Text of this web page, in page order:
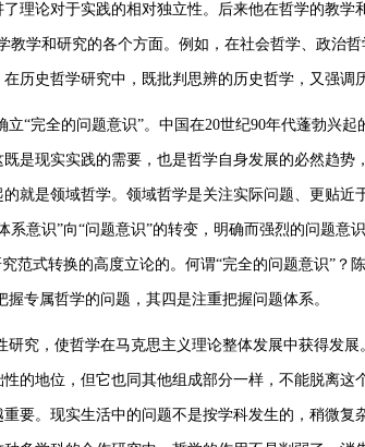
理论对于实践的相对独立性。后来他在哲学的教学
教学和研究的各个方面。例如，在社会哲学、政治
历史哲学研究中，既批判思辨的历史哲学，又强调
“完全的问题意识”。中国在20世纪90年代蓬勃兴
是现实实践的需要，也是哲学自身发展的必然趋势
就是领域哲学。领域哲学是关注实际问题、更贴近
系意识”向“问题意识”的转变，明确而强烈的问题意
范式转换的高度立论的。何谓“完全的问题意识”？
专属哲学的问题，其四是注重把握问题体系。
研究，使哲学在马克思主义理论整体发展中获得发
的地位，但它也同其他组成部分一样，不能脱离这
要。现实生活中的问题不是按学科发生的，稍微复